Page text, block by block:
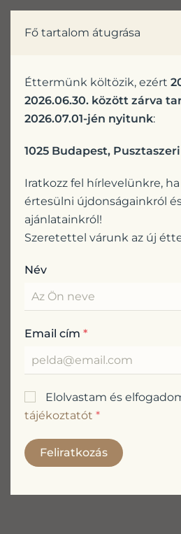
Fő tartalom átugrása
Kedves Vendégünk!
Éttermünk költözik, ezért
2026.06.30. között zárva
2026.07.01-jén nyitunk:
1025 Budapest,
Iratkozz fel hírlevelünkre,
értesülni újdonságainkról
ajánlatainkról!
Szeretettel várunk az új
Név
Email cím *
Elolvastam és
tájékoztatót *
Feliratkozás